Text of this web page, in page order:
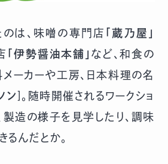
は、味噌の専門店
「蔵乃屋」
「伊勢醤油本舗」 など、和食の
ーカーや工房、日本料理の名
ン
]。随時開催されるワークショ
製造の様子を見学したり、調味
るんだとか。